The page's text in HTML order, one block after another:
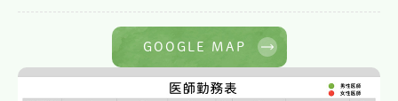
GOOGLE MAP